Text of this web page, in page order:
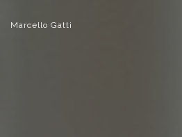
Marcello Gatti